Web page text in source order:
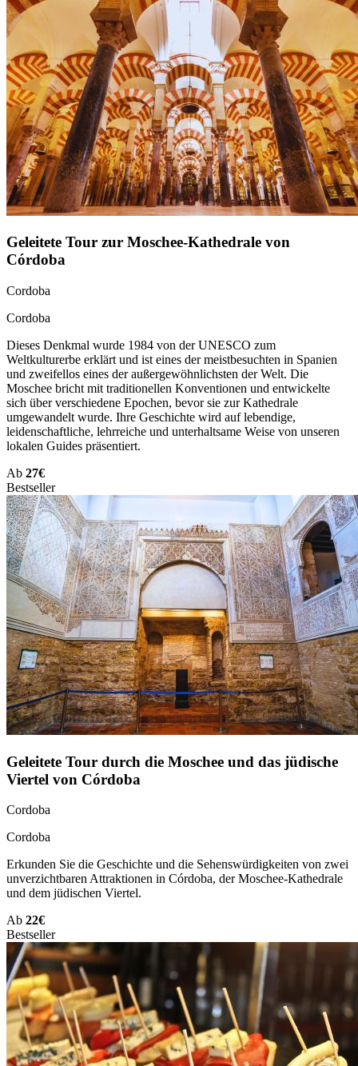
Geleitete Tour zur Moschee-Kathedrale von
Córdoba
Cordoba
Cordoba
Dieses Denkmal wurde 1984 von der UNESCO zum
Weltkulturerbe erklärt und ist eines der meistbesuchten in Spanien
und zweifellos eines der außergewöhnlichsten der Welt. Die
Moschee bricht mit traditionellen Konventionen und entwickelte
sich über verschiedene Epochen, bevor sie zur Kathedrale
umgewandelt wurde. Ihre Geschichte wird auf lebendige,
leidenschaftliche, lehrreiche und unterhaltsame Weise von unseren
lokalen Guides präsentiert.
Ab 27€
Bestseller
Geleitete Tour durch die Moschee und das jüdische
Viertel von Córdoba
Cordoba
Cordoba
Erkunden Sie die Geschichte und die Sehenswürdigkeiten von zwei
unverzichtbaren Attraktionen in Córdoba, der Moschee-Kathedrale
und dem jüdischen Viertel.
Ab 22€
Bestseller